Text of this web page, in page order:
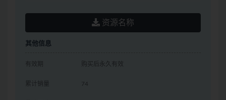
资源名称
其他信息
有效期 购买后永久有效
累计销量 74